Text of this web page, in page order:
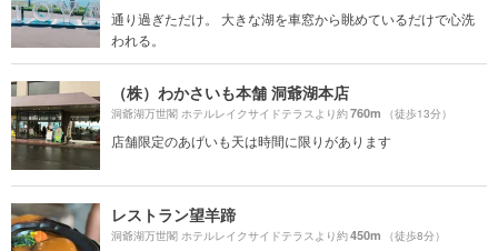
通り過ぎただけ。 大きな湖を車窓から眺めているだけで心洗
われる。
（株）わかさいも本舗 洞爺湖本店
洞爺湖万世閣 ホテルレイクサイドテラスより約760m （徒歩13分）
店舗限定のあげいも天は時間に限りがあります
レストラン望羊蹄
洞爺湖万世閣 ホテルレイクサイドテラスより約450m （徒歩8分）